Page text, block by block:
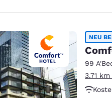
NEU
99
3.71